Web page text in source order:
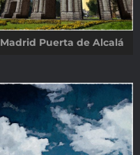
Madrid Puerta de Alcalá